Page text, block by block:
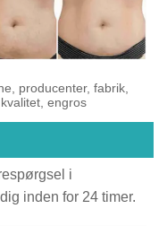
producenter, fabrik,
engros
i
inden for 24 timer.